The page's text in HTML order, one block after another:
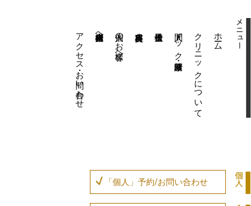
アクセス・お問い合わせ 企業内担当者様へ 個人のお客様へ 人間ドック・健康診断 クリニックについて ホーム
「個人」予約/お問い合わせ